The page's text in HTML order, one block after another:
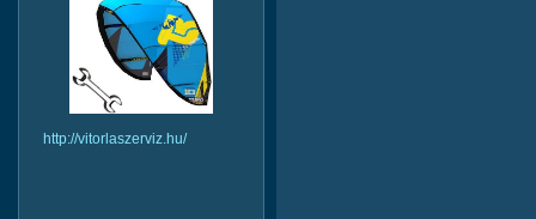
http://vitorlaszerviz.hu/